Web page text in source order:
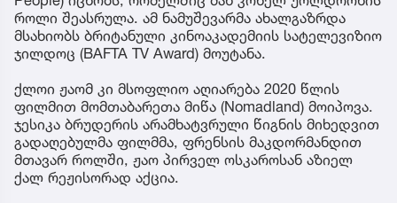
როლი შეასრულა. ამ ნამუშევარმა ახალგაზრდა
მსახიობს ბრიტანული კინოაკადემიის სატელევიზიო
ჯილდოც (BAFTA TV Award) მოუტანა.
ქლოი ჟაომ კი მსოფლიო აღიარება 2020 წლის
ფილმით მომთაბარეთა მიწა (Nomadland) მოიპოვა.
ჯესიკა ბრუდერის არამხატვრული წიგნის მიხედვით
გადაღებულმა ფილმმა, ფრენსის მაკდორმანდით
მთავარ როლში, ჟაო პირველ ოსკაროსან აზიელ
ქალ რეჟისორად აქცია.